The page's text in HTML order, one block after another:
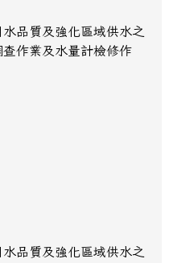
品質及強化區域供水之
作業及水量計檢修作
品質及強化區域供水之